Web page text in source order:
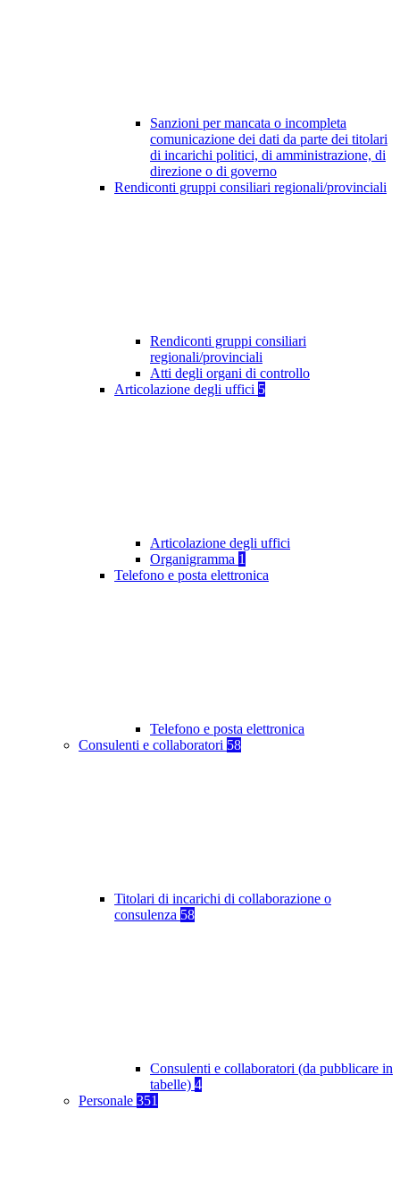
Sanzioni per mancata o incompleta
comunicazione dei dati da parte dei titolari
di incarichi politici, di amministrazione, di
direzione o di governo
Rendiconti gruppi consiliari regionali/provinciali
Rendiconti gruppi consiliari
regionali/provinciali
Atti degli organi di controllo
Articolazione degli uffici 5
Articolazione degli uffici
Organigramma 1
Telefono e posta elettronica
Telefono e posta elettronica
Consulenti e collaboratori 58
Titolari di incarichi di collaborazione o
consulenza 58
Consulenti e collaboratori (da pubblicare in
tabelle) 4
Personale 351